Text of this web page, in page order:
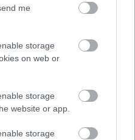
me
storage
on web or
storage
website or app.
storage
pedig már Kanye
kettesben.
és ropogós